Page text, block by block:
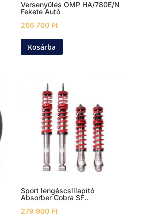
Versenyülés OMP HA/780E/N
Fekete Autó
266 700 Ft
Kosárba
Sport lengéscsillapító
Absorber Cobra SF..
279 900 Ft